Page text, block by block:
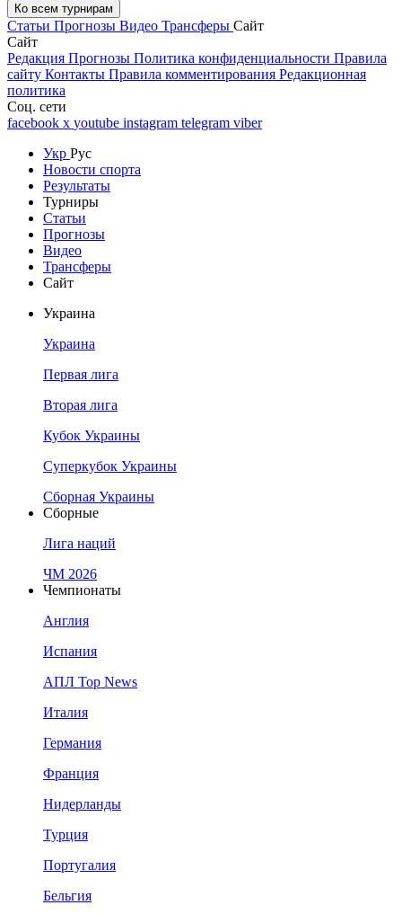
Ко всем турнирам
Статьи Прогнозы Видео Трансферы Сайт
Сайт
Редакция Прогнозы Политика конфиденциальности Правила
сайту Контакты Правила комментирования Редакционная
политика
Соц. сети
facebook x youtube instagram telegram viber
Укр Рус
Новости спорта
Результаты
Турниры
Статьи
Прогнозы
Видео
Трансферы
Сайт
Украина
Украина
Первая лига
Вторая лига
Кубок Украины
Суперкубок Украины
Сборная Украины
Сборные
Лига наций
ЧМ 2026
Чемпионаты
Англия
Испания
АПЛ Top News
Италия
Германия
Франция
Нидерланды
Турция
Португалия
Бельгия